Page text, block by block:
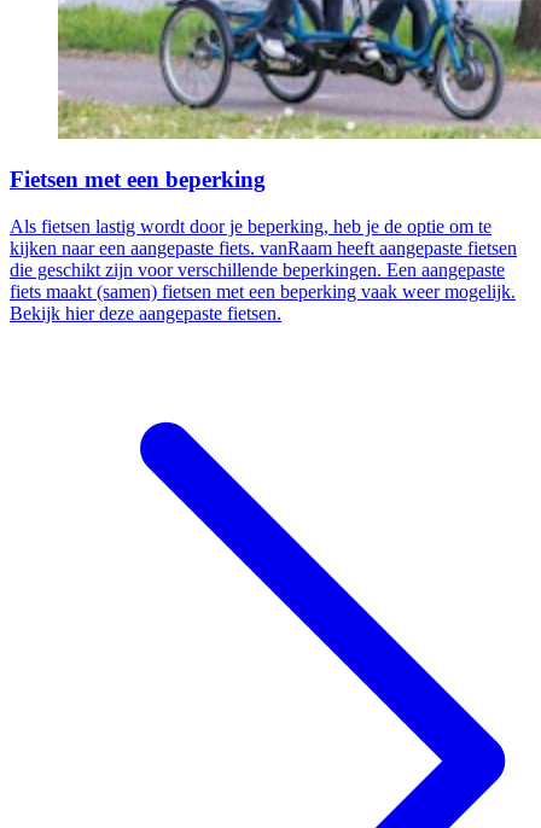
Fietsen met een beperking
Als fietsen lastig wordt door je beperking, heb je de optie om te
kijken naar een aangepaste fiets. vanRaam heeft aangepaste fietsen
die geschikt zijn voor verschillende beperkingen. Een aangepaste
fiets maakt (samen) fietsen met een beperking vaak weer mogelijk.
Bekijk hier deze aangepaste fietsen.